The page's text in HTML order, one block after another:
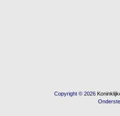
Copyright © 2026